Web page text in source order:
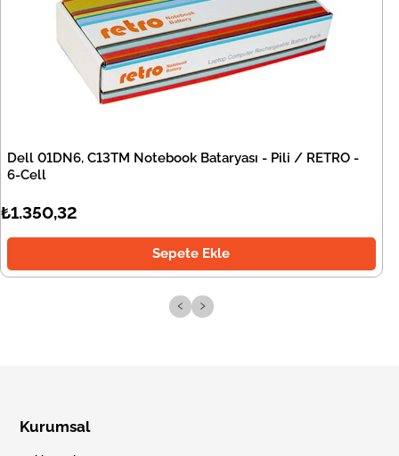
Dell 01DN6, C13TM Notebook Bataryası - Pili / RETRO -
6-Cell
₺1.350,32
Sepete Ekle
‹ ›
Kurumsal